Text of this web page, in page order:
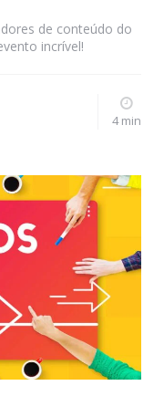
de conteúdo do
incrível!
4 min